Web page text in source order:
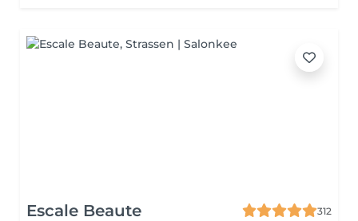
Escale Beaute
312